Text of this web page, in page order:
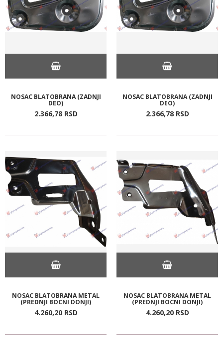
NOSAC BLATOBRANA (ZADNJI
DEO)
2.366,78 RSD
NOSAC BLATOBRANA (ZADNJI
DEO)
2.366,78 RSD
NOSAC BLATOBRANA METAL
(PREDNJI BOCNI DONJI)
4.260,20 RSD
NOSAC BLATOBRANA METAL
(PREDNJI BOCNI DONJI)
4.260,20 RSD